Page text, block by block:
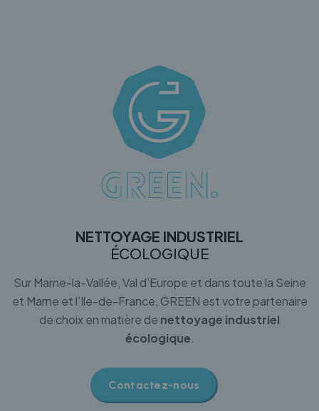
NETTOYAGE INDUSTRIEL
ÉCOLOGIQUE
Sur Marne-la-Vallée, Val d’Europe et dans toute la Seine
et Marne et l’Ile-de-France, GREEN est votre partenaire
de choix en matière de nettoyage industriel
écologique
Contactez-nous